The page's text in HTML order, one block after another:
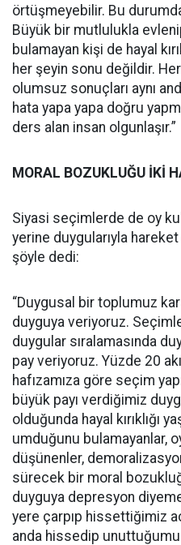
örtüşmeyebilir. Bu durumda
Büyük bir mutlulukla
bulamayan kişi de hayal
her şeyin sonu değildir.
olumsuz sonuçları aynı
hata yapa yapa doğru
ders alan insan olgunlaşır.”
MORAL BOZUKLUĞU İKİ
Siyasi seçimlerde de oy
yerine duygularıyla
şöyle dedi:
“Duygusal bir toplumuz
duyguya veriyoruz.
duygular sıralamasında
pay veriyoruz. Yüzde 20
hafızamıza göre seçim
büyük payı verdiğimiz
olduğunda hayal kırıklığı
umduğunu bulamayanlar,
düşünenler,
sürecek bir moral
duyguya depresyon
yere çarpıp hissettiğimiz
anda hissedip